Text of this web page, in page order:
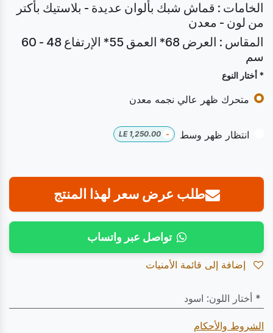
الخامات : قماش شبك بألوان عديدة - بلاستيك بأكتر
من لون - معدن
المقاس : العرض 68* العمق 55* الإرتفاع 48 - 60
سم
* أختار النوع
متحرك ظهر عالي نجمه معدن
انتظار ظهر وسط -
1,250.00
LE
طلب عرض سعر لهذا المنتج
تواصل عبر واتساب
* أختار اللون: اسود
الشروط والأحكام